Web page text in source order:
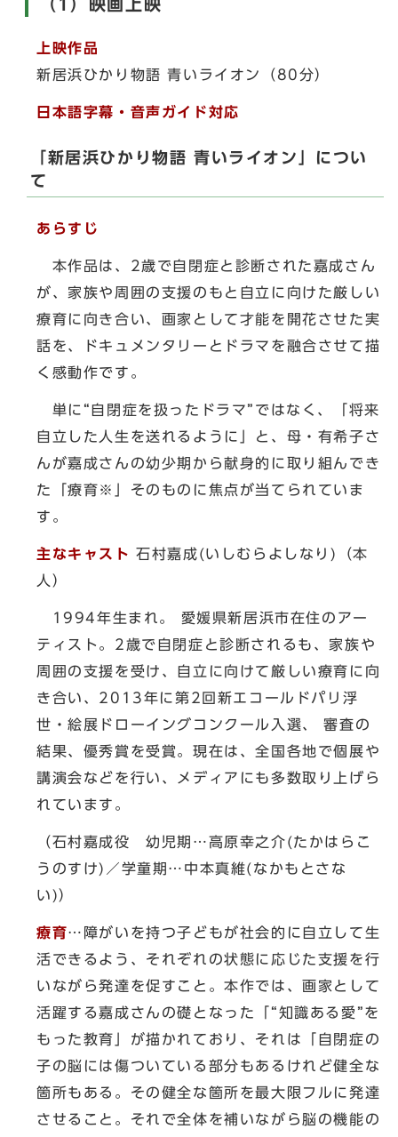
（1）映画上映
上映作品
新居浜ひかり物語 青いライオン（80分）
日本語字幕・音声ガイド対応
「新居浜ひかり物語 青いライオン」につい
て
あらすじ
本作品は、2歳で自閉症と診断された嘉成さん
が、家族や周囲の支援のもと自立に向けた厳しい
療育に向き合い、画家として才能を開花させた実
話を、ドキュメンタリーとドラマを融合させて描
く感動作です。
単に“自閉症を扱ったドラマ”ではなく、「将来
自立した人生を送れるように」と、母・有希子さ
んが嘉成さんの幼少期から献身的に取り組んでき
た「療育※」そのものに焦点が当てられていま
す。
主なキャスト石村嘉成(いしむらよしなり)（本
人）
1994年生まれ。 愛媛県新居浜市在住のアー
ティスト。2歳で自閉症と診断されるも、家族や
周囲の支援を受け、自立に向けて厳しい療育に向
き合い、2013年に第2回新エコールドパリ浮
世・絵展ドローイングコンクール入選、 審査の
結果、優秀賞を受賞。現在は、全国各地で個展や
講演会などを行い、メディアにも多数取り上げら
れています。
（石村嘉成役 幼児期…高原幸之介(たかはらこ
うのすけ)／学童期…中本真維(なかもとさな
い)）
療育…障がいを持つ子どもが社会的に自立して生
活できるよう、それぞれの状態に応じた支援を行
いながら発達を促すこと。本作では、画家として
活躍する嘉成さんの礎となった「“知識ある愛”を
もった教育」が描かれており、それは「自閉症の
子の脳には傷ついている部分もあるけれど健全な
箇所もある。その健全な箇所を最大限フルに発達
させること。それで全体を補いながら脳の機能の